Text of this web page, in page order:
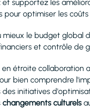
et supportez les
pour optimiser les coûts
mieux le budget global
et contrôle de
en étroite collaboration
bien comprendre
initiatives
changements culturels